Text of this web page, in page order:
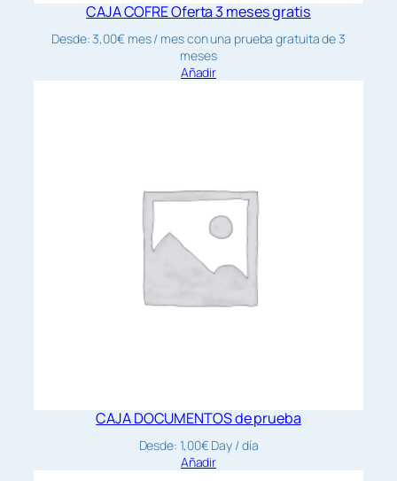
CAJA COFRE Oferta 3 meses gratis
Desde:3,00€ mes/ mes con una prueba gratuita de 3
meses
Añadir
CAJA DOCUMENTOS de prueba
Desde: 1,00€ Day / día
Añadir